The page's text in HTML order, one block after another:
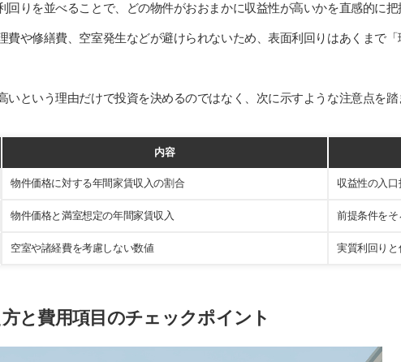
回りを並べることで、どの物件がおおまかに収益性が高いかを直感的に
費や修繕費、空室発生などが避けられないため、表面利回りはあくまで
いという理由だけで投資を決めるのではなく、次に示すような注意点を
内容
物件価格に対する年間家賃収入の割合 収益性の入
物件価格と満室想定の年間家賃収入 前提条件を
空室や諸経費を考慮しない数値 実質利回り
と費用項目のチェックポイント